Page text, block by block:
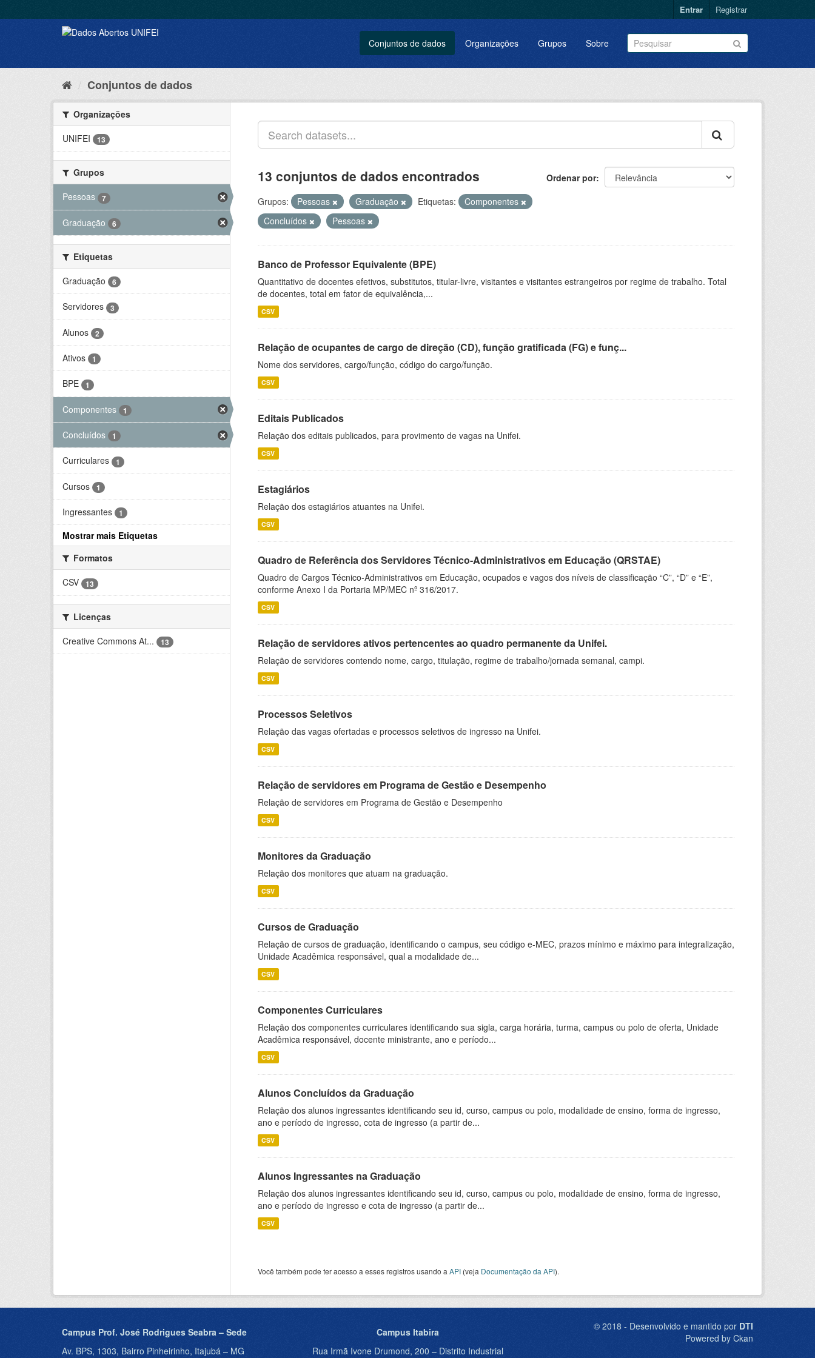
Entrar Registrar
Conjuntos de dados Organizações Grupos Sobre
Conjuntos de dados
Organizações
UNIFEI
13
Grupos
Pessoas
7
Graduação 6
Etiquetas
Graduação
6
Servidores 3
Alunos 2
Ativos 1
BPE 1
Componentes 1
Concluídos 1
Curriculares 1
Cursos 1
Ingressantes 1
Mostrar mais Etiquetas
Formatos
CSV
13
Licenças
Creative Commons At...
13
Ordenar por
13 conjuntos de dados encontrados
Grupos: Pessoas Graduação Etiquetas:
Componentes
Concluídos
Pessoas
Banco de Professor Equivalente (BPE)
Quantitativo de docentes efetivos, substitutos, titular-livre, visitantes e visitantes estrangeiros por regime de trabalho. Total
de docentes, total em fator de equivalência,...
CSV
Relação de ocupantes de cargo de direção (CD), função gratificada (FG) e funç...
Nome dos servidores, cargo/função, código do cargo/função.
CSV
Editais Publicados
Relação dos editais publicados, para provimento de vagas na Unifei.
CSV
Estagiários
Relação dos estagiários atuantes na Unifei.
CSV
Quadro de Referência dos Servidores Técnico-Administrativos em Educação (QRSTAE)
Quadro de Cargos Técnico-Administrativos em Educação, ocupados e vagos dos níveis de classificação “C”, “D” e “E”,
conforme Anexo I da Portaria MP/MEC nº 316/2017.
CSV
Relação de servidores ativos pertencentes ao quadro permanente da Unifei.
Relação de servidores contendo nome, cargo, titulação, regime de trabalho/jornada semanal, campi.
CSV
Processos Seletivos
Relação das vagas ofertadas e processos seletivos de ingresso na Unifei.
CSV
Relação de servidores em Programa de Gestão e Desempenho
Relação de servidores em Programa de Gestão e Desempenho
CSV
Monitores da Graduação
Relação dos monitores que atuam na graduação.
CSV
Cursos de Graduação
Relação de cursos de graduação, identificando o campus, seu código e-MEC, prazos mínimo e máximo para integralização,
Unidade Acadêmica responsável, qual a modalidade de...
CSV
Componentes Curriculares
Relação dos componentes curriculares identificando sua sigla, carga horária, turma, campus ou polo de oferta, Unidade
Acadêmica responsável, docente ministrante, ano e período...
CSV
Alunos Concluídos da Graduação
Relação dos alunos ingressantes identificando seu id, curso, campus ou polo, modalidade de ensino, forma de ingresso,
ano e período de ingresso, cota de ingresso (a partir de...
CSV
Alunos Ingressantes na Graduação
Relação dos alunos ingressantes identificando seu id, curso, campus ou polo, modalidade de ensino, forma de ingresso,
ano e período de ingresso e cota de ingresso (a partir de...
CSV
Você também pode ter acesso a esses registros usando a API (veja Documentação da API).
Campus Prof. José Rodrigues Seabra – Sede
Av. BPS, 1303, Bairro Pinheirinho, Itajubá – MG
Campus Itabira
Rua Irmã Ivone Drumond, 200 – Distrito Industrial
© 2018 - Desenvolvido e mantido por DTI
Powered by Ckan